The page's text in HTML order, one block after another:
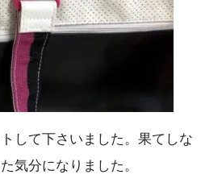
して下さいました。果てしな
気分になりました。